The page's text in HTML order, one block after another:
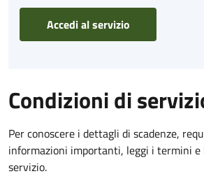
Accedi al servizio
Condizioni di
Per conoscere i dettagli di scadenze,
informazioni importanti, leggi i termini e
servizio.